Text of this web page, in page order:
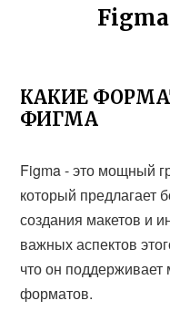
КАКИЕ
ФИГМА
Figma - это мощный
который предлагает
создания макетов и
важных аспектов
что он
форматов.